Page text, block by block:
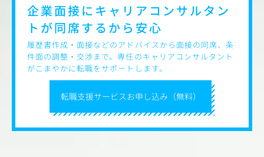
す。
・それぞれのまちにあったホテル、オフィスビル、飲食施
設等のVI構築
・サイン計画、広告、コミュニケーションツール等のデザ
イン制作
・パッケージデザイン制作
Wallpaper Design Award / FRAME AWARDS / A Design Awar
d / iF Design Awards /GERMAN DESIGN AWARD / DNA Paris
転職支援サービスお申し込み（無料）
企業面接にキャリアコンサルタン
トが同席するから安心
履歴書作成・面接などのアドバイスから面接の同席、条
件面の調整・交渉まで。専任のキャリアコンサルタント
がこまやかに転職をサポートします。